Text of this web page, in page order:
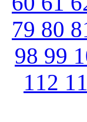
79 80
98 99
112